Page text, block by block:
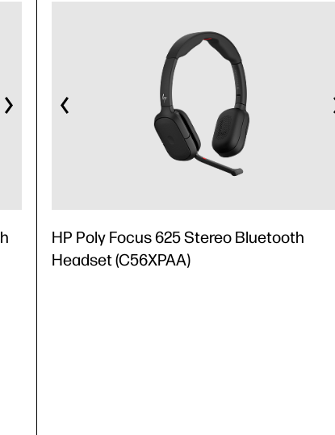
HP Poly Focus 625 Stereo Bluetooth
Headset (C56XPAA)